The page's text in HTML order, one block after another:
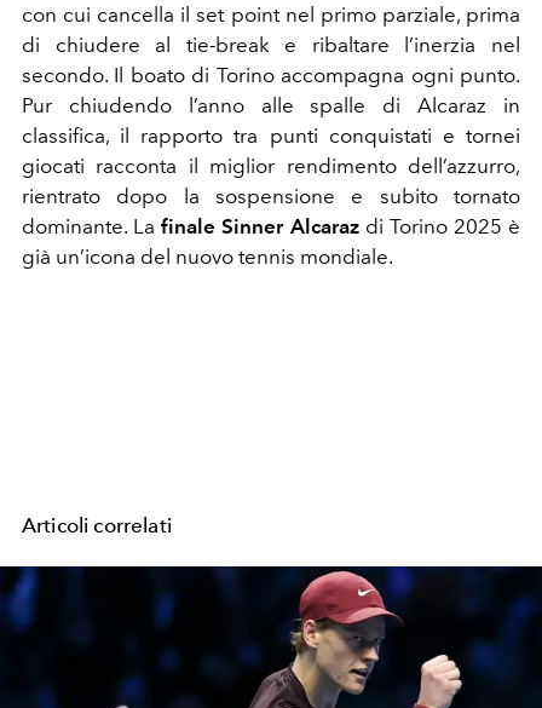
con cui cancella il set point nel primo parziale, prima
di chiudere al tie-break e ribaltare l’inerzia nel
secondo. Il boato di Torino accompagna ogni punto.
Pur chiudendo l’anno alle spalle di Alcaraz in
classifica, il rapporto tra punti conquistati e tornei
giocati racconta il miglior rendimento dell’azzurro,
rientrato dopo la sospensione e subito tornato
dominante. Lafinale Sinner Alcarazdi Torino 2025 è
già un’icona del nuovo tennis mondiale.
Articoli correlati